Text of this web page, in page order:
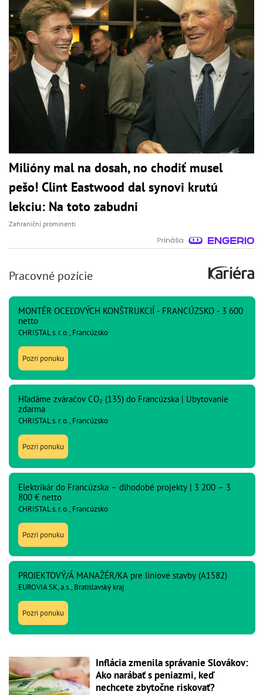
Milióny mal na dosah, no chodiť musel
pešo! Clint Eastwood dal synovi krutú
lekciu: Na toto zabudni
Zahraniční prominenti
Pracovné pozície
MONTÉR OCEĽOVÝCH KONŠTRUKCIÍ - FRANCÚZSKO - 3 600
netto
CHRISTAL s. r. o., Francúzsko
Pozri ponuku
Hľadáme zváračov CO₂ (135) do Francúzska | Ubytovanie
zdarma
CHRISTAL s. r. o., Francúzsko
Pozri ponuku
Elektrikár do Francúzska – dlhodobé projekty | 3 200 – 3
800 € netto
CHRISTAL s. r. o., Francúzsko
Pozri ponuku
PROJEKTOVÝ/Á MANAŽÉR/KA pre líniové stavby (A1582)
EUROVIA SK, a.s., Bratislavský kraj
Pozri ponuku
Inflácia zmenila správanie Slovákov:
Ako narábať s peniazmi, keď
nechcete zbytočne riskovať?